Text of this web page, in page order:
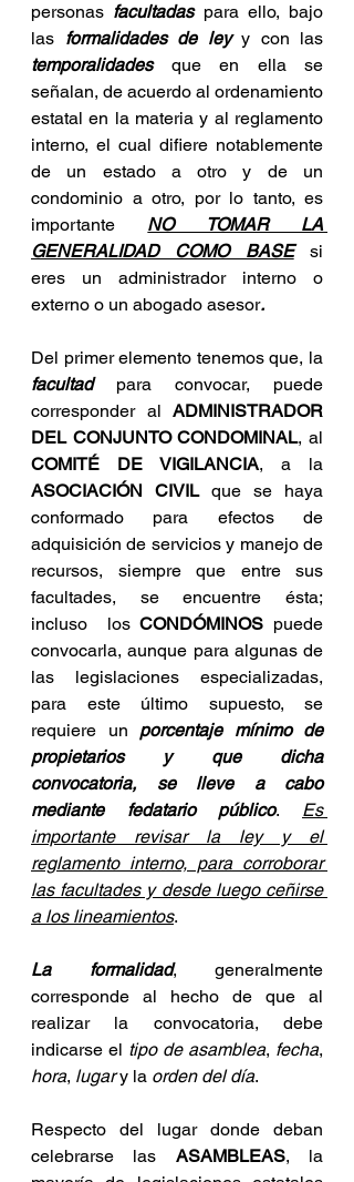
personas facultadas para ello, bajo
las formalidades de ley
temporalidades que en ella se
señalan, de acuerdo al ordenamiento
estatal en la materia y al reglamento
interno, el cual difiere notablemente
de un estado a otro y de un
condominio a otro, por lo tanto, es
importante NO TOMAR LA
GENERALIDAD COMO BASE
si
eres un administrador interno o
externo o un abogado asesor.
facultad para convocar, puede
corresponder al ADMINISTRADOR
DEL CONJUNTO CONDOMINAL
COMITÉ DE VIGILANCIA
ASOCIACIÓN CIVIL que se haya
conformado para efectos de
adquisición de servicios y manejo de
recursos, siempre que entre sus
facultades, se encuentre ésta;
incluso  los CONDÓMINOS puede
convocarla, aunque para algunas de
las legislaciones especializadas,
para este último supuesto, se
requiere un porcentaje mínimo de
propietarios y que dicha
convocatoria, se lleve a cabo
mediante fedatario público. Es
importante revisar la ley y el
reglamento interno, para corroborar
las facultades y desde luego ceñirse
a los lineamientos.
La formalidad, generalmente
corresponde al hecho de que al
realizar la convocatoria, debe
indicarse el tipo de asamblea, fecha
hora, lugar y la orden del día.
Respecto del lugar donde deban
celebrarse las ASAMBLEAS, la